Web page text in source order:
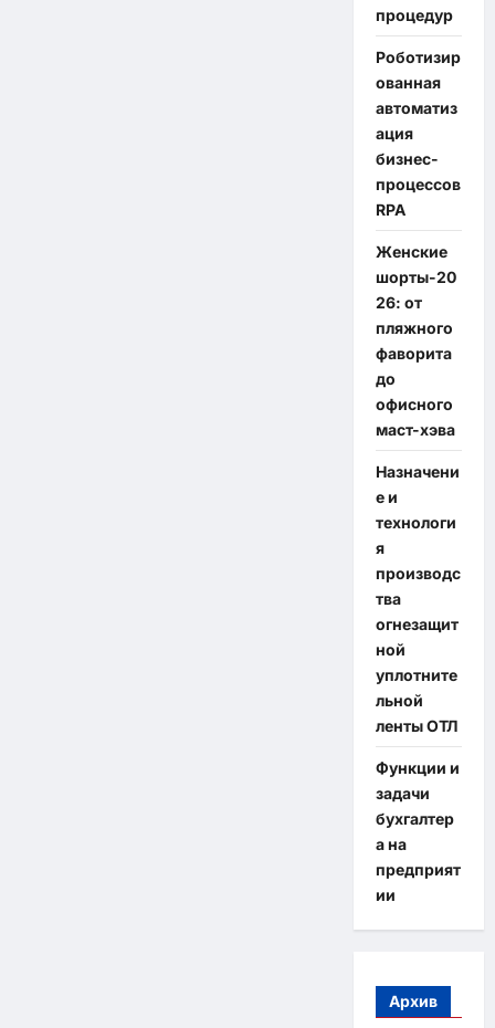
процедур
Роботизир
ованная
автоматиз
ация
бизнес-
процессов
RPA
Женские
шорты-20
26: от
пляжного
фаворита
до
офисного
маст-хэва
Назначени
е и
технологи
я
производс
тва
огнезащит
ной
уплотните
льной
ленты ОТЛ
Функции и
задачи
бухгалтер
а на
предприят
ии
Архив